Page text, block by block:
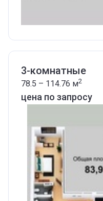
3-комнатные
78.5 – 114.76 м2
цена по запросу